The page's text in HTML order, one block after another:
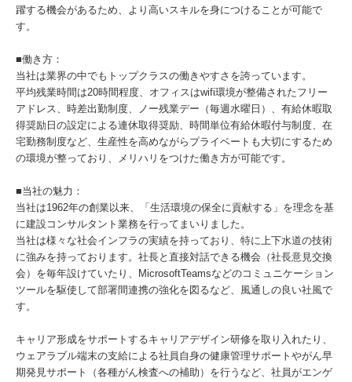
躍する機会があるため、より高いスキルを身につけることが可能で
す。
■働き方：
当社は業界の中でもトップクラスの働きやすさを誇っています。
平均残業時間は20時間程度、オフィスはwifi環境が整備されたフリー
アドレス、時差出勤制度、ノー残業デー（毎週水曜日）、有給休暇取
得奨励日の設定による連休取得奨励、時間単位有給休暇付与制度、在
宅勤務制度など、生産性を高めながらプライベートも大切にするため
の環境が整っており、メリハリをつけた働き方が可能です。
■当社の魅力：
当社は1962年の創業以来、「生活環境の保全に貢献する」を理念を基
に建設コンサルタント業務を行ってまいりました。
当社は様々な社会インフラの実績を持っており、特に上下水道の技術
に強みを持っております。社長と直接対話できる機会（社長意見交換
会）を毎年設けていたり、MicrosoftTeamsなどのコミュニケーション
ツールを駆使して部署間連携の強化を図るなど、風通しの良い社風で
す。
キャリア形成をサポートするキャリアデザイン研修を取り入れたり、
ウェアラブル端末の支給による社員自身の健康管理サポートやがん早
期発見サポート（各種がん検査への補助）を行うなど、社員がエンゲ